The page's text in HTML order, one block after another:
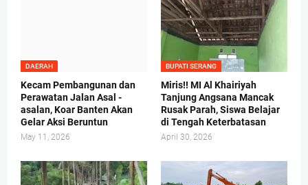
DAERAH
Kecam Pembangunan dan
Perawatan Jalan Asal -
asalan, Koar Banten Akan
Gelar Aksi Beruntun
May 11, 2026
BUPATI SERANG
Miris!! MI Al Khairiyah
Tanjung Angsana Mancak
Rusak Parah, Siswa Belajar
di Tengah Keterbatasan
April 30, 2026